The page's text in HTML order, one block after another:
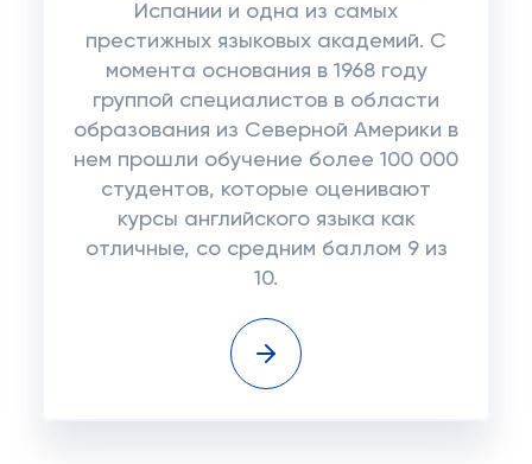
Испании и одна из самых
престижных языковых академий. С
момента основания в 1968 году
группой специалистов в области
образования из Северной Америки в
нем прошли обучение более 100 000
студентов, которые оценивают
курсы английского языка как
отличные, со средним баллом 9 из
10.